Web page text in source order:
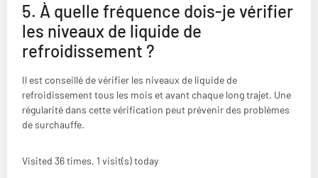
5. À quelle fréquence dois-je vérifier
les niveaux de liquide de
refroidissement ?
Il est conseillé de vérifier les niveaux de liquide de
refroidissement tous les mois et avant chaque long trajet. Une
régularité dans cette vérification peut prévenir des problèmes
de surchauffe.
Visited 36 times, 1 visit(s) today